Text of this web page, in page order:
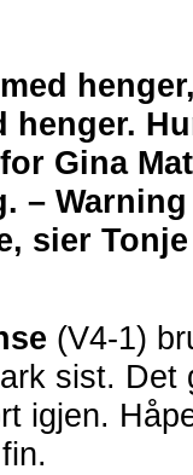
henger.
Gina
–
sier
(V4-1)
sist. Det
igjen.